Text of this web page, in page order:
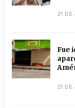
21
Fue
21